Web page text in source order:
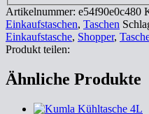
Artikelnummer: e54f90e0c480
Einkaufstaschen, Taschen
Einkaufstasche, Shopper,
Produkt teilen:
Ähnliche Produkte